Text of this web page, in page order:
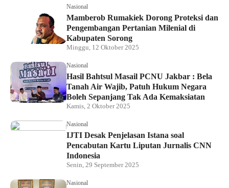
Nasional
Mamberob Rumakiek Dorong Proteksi dan
Pengembangan Pertanian Milenial di
Kabupaten Sorong
Minggu, 12 Oktober 2025
Nasional
Hasil Bahtsul Masail PCNU Jakbar : Bela
Tanah Air Wajib, Patuh Hukum Negara
Boleh Sepanjang Tak Ada Kemaksiatan
Kamis, 2 Oktober 2025
Nasional
IJTI Desak Penjelasan Istana soal
Pencabutan Kartu Liputan Jurnalis CNN
Indonesia
Senin, 29 September 2025
Nasional